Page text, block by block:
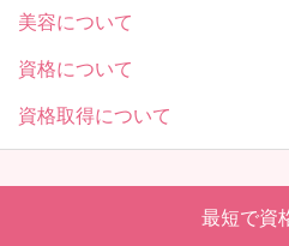
美容について
資格について
資格取得について
最短で資